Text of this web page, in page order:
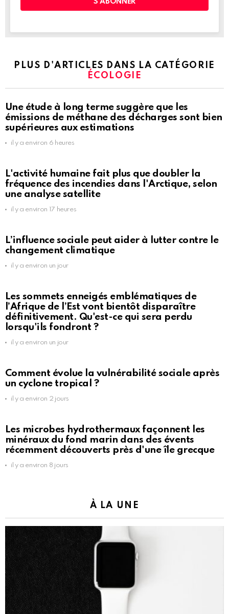
PLUS D'ARTICLES DANS LA CATÉGORIE
ÉCOLOGIE
Une étude à long terme suggère que les
émissions de méthane des décharges sont bien
supérieures aux estimations
il y a environ 6 heures
L'activité humaine fait plus que doubler la
fréquence des incendies dans l'Arctique, selon
une analyse satellite
il y a environ 17 heures
L’influence sociale peut aider à lutter contre le
changement climatique
il y a environ un jour
Les sommets enneigés emblématiques de
l’Afrique de l’Est vont bientôt disparaître
définitivement. Qu'est-ce qui sera perdu
lorsqu'ils fondront ?
il y a environ un jour
Comment évolue la vulnérabilité sociale après
un cyclone tropical ?
il y a environ 2 jours
Les microbes hydrothermaux façonnent les
minéraux du fond marin dans des évents
récemment découverts près d'une île grecque
il y a environ 8 jours
À LA UNE